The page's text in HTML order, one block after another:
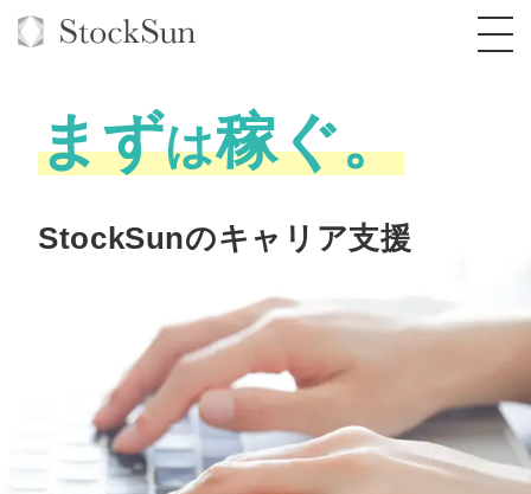
コンサルタント一覧
品質ガイドライン
社内コンペ
クレーム窓口
定額制Webマーケティング代行『マキトルく
定額制営業代行『カリトルくん』
定額制採用代行・RPO『トルトルくん』
オリジナルサービス
格安でAI導入支援『あいのりAI』
拡散付1日密着動画制作『まるごと社長』
1本無料で記事を制作『SEOトライアル』
お役立ち資料
料金表
オンラインサロン
StockSun道場
道場TOP
動画編集
年収エージェント
まずは稼ぐ。
StockSunのキャリア支援